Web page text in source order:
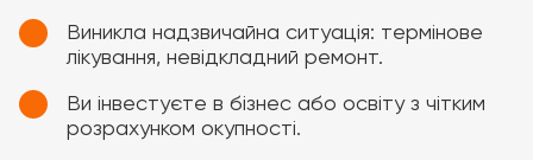
Виникла надзвичайна ситуація: термінове
лікування, невідкладний ремонт.
Ви інвестуєте в бізнес або освіту з чітким
розрахунком окупності.